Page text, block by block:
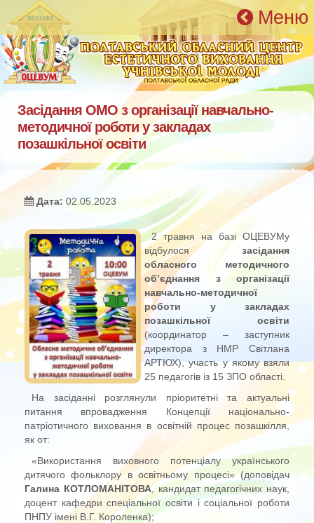
Перейти к основному содержанию Меню
Засідання ОМО з організації навчально-
методичної роботи у закладах
позашкільної освіти
Дата: 02.05.2023
2 травня на базі ОЦЕВУМу
відбулося засідання
обласного методичного
об’єднання з організації
навчально-методичної
роботи у закладах
позашкільної освіти
(координатор – заступник
директора з НМР Світлана
АРТЮХ), участь у якому взяли
25 педагогів із 15 ЗПО області.
На засіданні розглянули пріоритетні та актуальні
питання впровадження Концепції національно-
патріотичного виховання в освітній процес позашкілля,
як от:
«Використання виховного потенціалу українського
дитячого фольклору в освітньому процесі» (доповідач
Галина КОТЛОМАНІТОВА, кандидат педагогічних наук,
доцент кафедри спеціальної освіти і соціальної роботи
ПНПУ імені В.Г. Короленка);